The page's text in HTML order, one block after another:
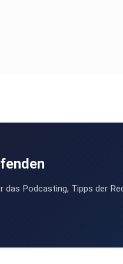
Podcasting, Tipps der